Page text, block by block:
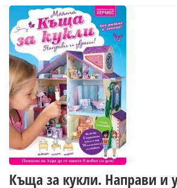
Къща за кукли. Направи и